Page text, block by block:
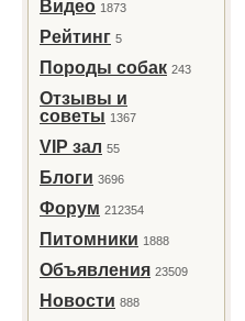
Видео 1873
Рейтинг 5
Породы собак 243
Отзывы и
советы 1367
VIP зал 55
Блоги 3696
Форум 212354
Питомники 1888
Объявления 23509
Новости 888